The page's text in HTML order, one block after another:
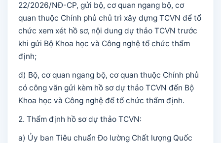
22/2026/NĐ-CP, gửi bộ, cơ quan ngang bộ, cơ
quan thuộc Chính phủ chủ trì xây dựng TCVN để tổ
chức xem xét hồ sơ, nội dung dự thảo TCVN trước
khi gửi Bộ Khoa học và Công nghệ tổ chức thẩm
định;
đ) Bộ, cơ quan ngang bộ, cơ quan thuộc Chính phủ
có công văn gửi kèm hồ sơ dự thảo TCVN đến Bộ
Khoa học và Công nghệ để tổ chức thẩm định.
2. Thẩm định hồ sơ dự thảo TCVN:
a) Ủy ban Tiêu chuẩn Đo lường Chất lượng Quốc